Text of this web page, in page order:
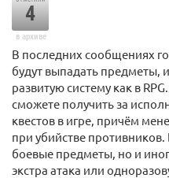
4
в архиве
В последних сообщениях
будут выпадать предметы,
развитую систему как в
сможете получить за
квестов в игре, причём
при убийстве противников.
боевые предметы, но и
экстра атака или